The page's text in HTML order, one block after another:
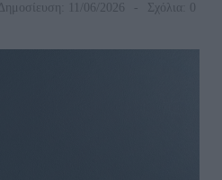
Δημοσίευση: 11/06/2026 Σχόλια: 0